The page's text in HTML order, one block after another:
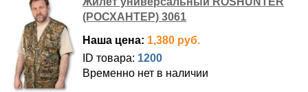
(РОСХАНТЕР) 3061
Наша цена: 1,380 руб.
ID товара: 1200
Временно нет в наличии